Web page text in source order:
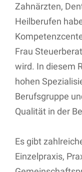
Zahnärzten,
Heilberufen
Frau
wird. In diesem
hohen
Berufsgruppe
Qualität in der
Es gibt
Einzelpraxis,